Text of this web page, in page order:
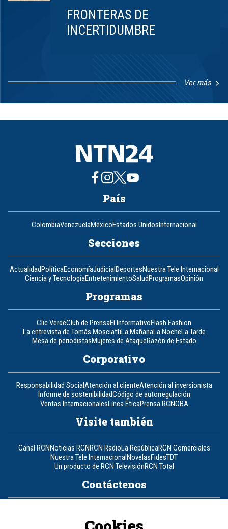
FRONTERAS DE
INCERTIDUMBRE
Ver más
8
País
ColombiaVenezuelaMéxicoEstados UnidosInternacional
Secciones
ActualidadPolíticaEconomíaJudicialDeportesNuestra Tele Internacional
Ciencia y TecnologíaEntretenimientoSaludProgramasOpinión
Programas
Clic VerdeClub de PrensaEl InformativoFlash Fashion
La entrevista de Tomás MosciattiLa MañanaLa NocheLa Tarde
Mesa de periodistasMujeres de AtaqueRazón de Estado
Corporativo
Responsabilidad SocialAtención al clienteAtención al inversionista
Informe de sostenibilidadCódigo de autorregulación
Ventas InternacionalesLínea ÉticaPrensa RCNOBA
Visite también
Canal RCNNoticias RCNRCN RadioLa RepúblicaRCN Comerciales
Nuestra Tele InternacionalNovelasFidesTDT
Un producto de RCN TelevisiónRCN Total
Contáctenos